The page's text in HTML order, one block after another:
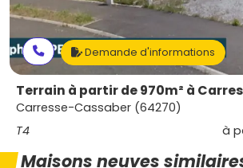
Demande d'informations
Terrain à partir de 970m² à
Carresse-Cassaber (64270)
T4
à
Maisons neuves